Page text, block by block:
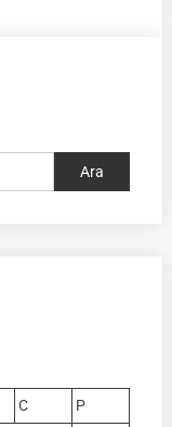
Ara
C
P